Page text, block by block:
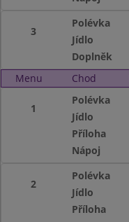
3
Polévka
Jídlo
Doplněk
Menu
Chod
1
Polévka
Jídlo
Příloha
Nápoj
2
Polévka
Jídlo
Příloha